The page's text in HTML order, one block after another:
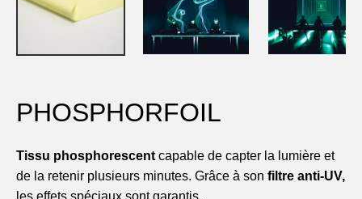
PHOSPHORFOIL
Tissu phosphorescent capable de capter la lumière et
de la retenir plusieurs minutes. Grâce à son filtre anti-UV,
les effets spéciaux sont garantis.